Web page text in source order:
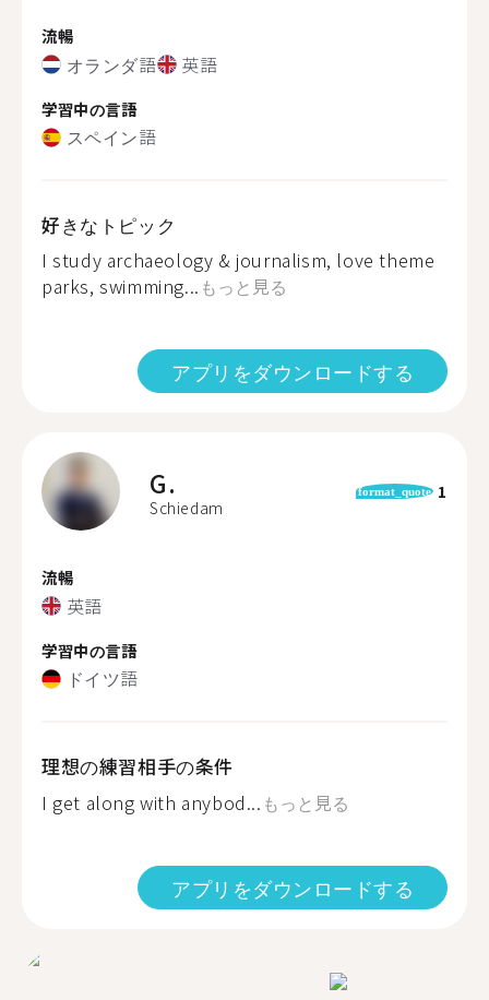
流暢
オランダ語 英語
学習中の言語
スペイン語
好きなトピック
I study archaeology & journalism, love theme
parks, swimming... もっと見る
アプリをダウンロードする
G.
Schiedam
format_quote 1
流暢
英語
学習中の言語
ドイツ語
理想の練習相手の条件
I get along with anybod... もっと見る
アプリをダウンロードする